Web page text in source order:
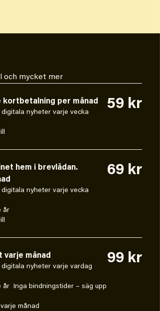
och mycket mer
kortbetalning per månad
nyheter varje vecka
59 kr
hem i brevlådan.
nyheter varje vecka
år
69 kr
varje månad
nyheter varje vardag
år Inga bindningstider – säg upp
månad
99 kr